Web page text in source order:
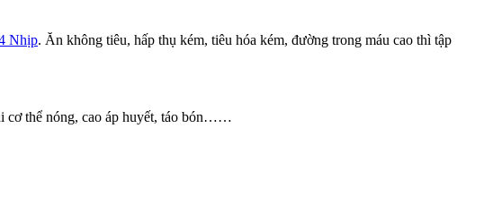
Nhịp. Ăn không tiêu, hấp thụ kém, tiêu hóa kém, đường trong máu cao thì tập
cơ thể nóng, cao áp huyết, táo bón……